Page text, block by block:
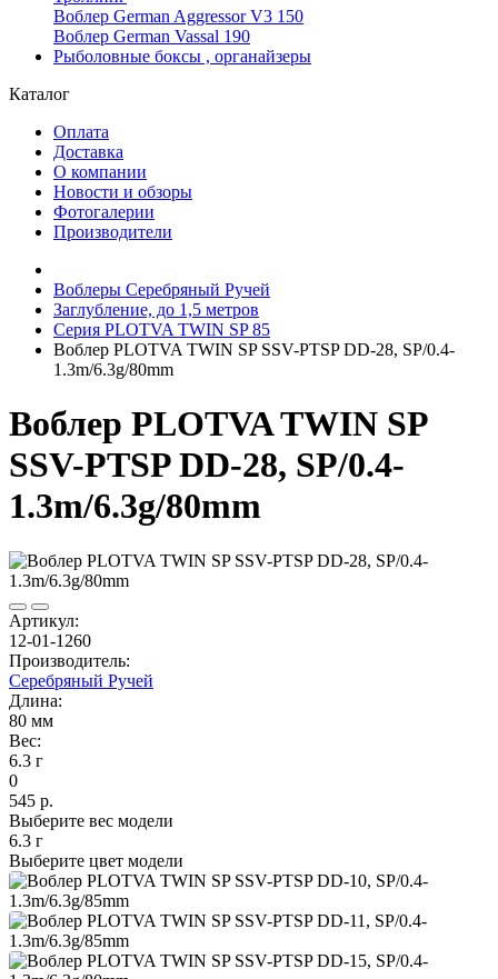
Воблер German Aggressor V3 150
Воблер German Vassal 190
Рыболовные боксы , органайзеры
Каталог
Оплата
Доставка
О компании
Новости и обзоры
Фотогалерии
Производители
Воблеры Серебряный Ручей
Заглубление, до 1,5 метров
Серия PLOTVA TWIN SP 85
Воблер PLOTVA TWIN SP SSV-PTSP DD-28, SP/0.4-
1.3m/6.3g/80mm
Воблер PLOTVA TWIN SP
SSV-PTSP DD-28, SP/0.4-
1.3m/6.3g/80mm
Артикул:
12-01-1260
Производитель:
Серебряный Ручей
Длина:
80 мм
Вес:
6.3 г
0
545 р.
Выберите вес модели
6.3 г
Выберите цвет модели